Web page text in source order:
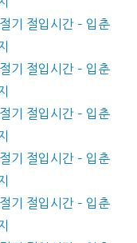
기 절입시간 – 입춘
기 절입시간 – 입춘
기 절입시간 – 입춘
기 절입시간 – 입춘
기 절입시간 – 입춘